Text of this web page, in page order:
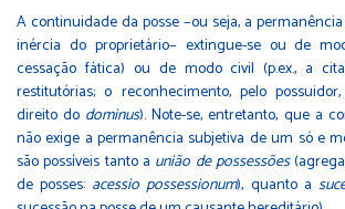
A continuidade da posse −ou seja, a
inércia do proprietário− extingue-se ou de
cessação fática) ou de modo civil (p.ex., a
restitutórias; o reconhecimento, pelo
direito do dominus). Note-se, entretanto, que a
não exige a permanência subjetiva de um só e
são possíveis tanto a união de possessões
de posses: acessio possessionum), quanto a